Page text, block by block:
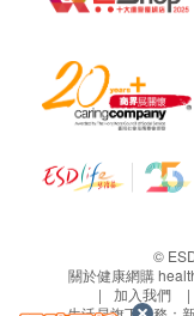
©
關於健康網購
加入我們